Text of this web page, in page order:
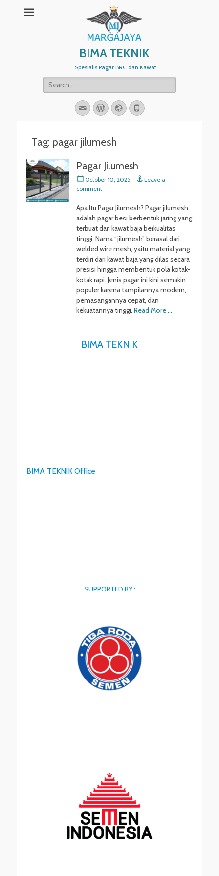
BIMA TEKNIK
Spesialis Pagar BRC dan Kawat
Search
for:
EmailWordPress
WebsitePhone
Tag: pagar jilumesh
Pagar Jilumesh
Posted
on
October 10, 2025
Leave a
comment
Apa Itu Pagar Jilumesh? Pagar jilumesh
adalah pagar besi berbentuk jaring yang
terbuat dari kawat baja berkualitas
tinggi. Nama “jilumesh” berasal dari
welded wire mesh, yaitu material yang
terdiri dari kawat baja yang dilas secara
presisi hingga membentuk pola kotak-
kotak rapi. Jenis pagar ini kini semakin
populer karena tampilannya modern,
pemasangannya cepat, dan
kekuatannya tinggi. Read More …
BIMA TEKNIK
BIMA TEKNIK Office
SUPPORTED BY :